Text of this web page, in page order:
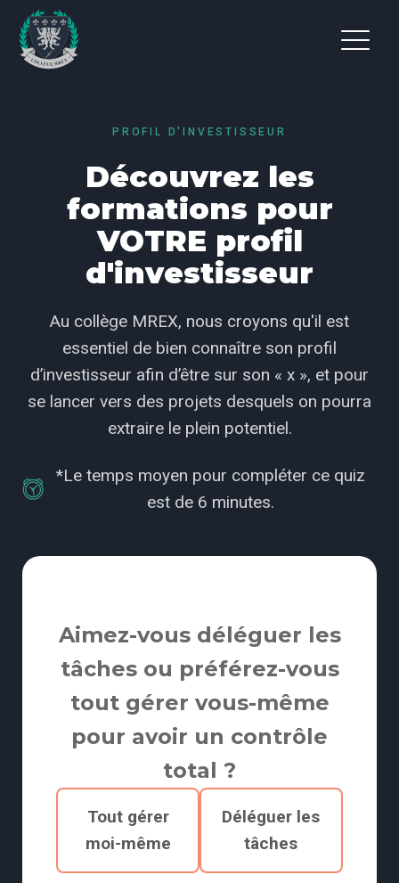
PROFIL D'INVESTISSEUR
Découvrez les
formations pour
VOTRE profil
d'investisseur
Au collège MREX, nous croyons qu'il est
essentiel de bien connaître son profil
d’investisseur afin d’être sur son « x », et pour
se lancer vers des projets desquels on pourra
extraire le plein potentiel.
*Le temps moyen pour compléter ce quiz
est de 6 minutes.
Aimez-vous déléguer les
tâches ou préférez-vous
tout gérer vous-même
pour avoir un contrôle
total ?
Tout gérer
moi-même
Déléguer les
tâches